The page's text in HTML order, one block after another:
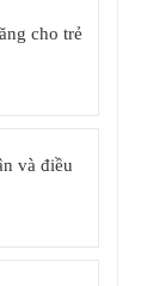
cho trẻ
và điều